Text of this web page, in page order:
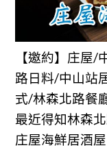
【邀約】庄屋
路日料/中山站
式/林森北路餐
最近得知林森
庄屋海鮮居酒